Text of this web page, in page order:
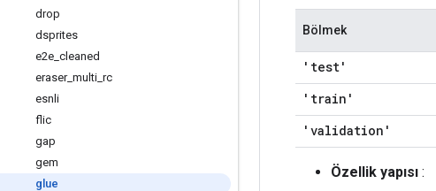
drop
dsprites
e2e cleaned
eraser_ multi rc
esnli
flic
gap
gem
glue
Bölmek
'test'
'train'
'validation'
Özellik yapısı :